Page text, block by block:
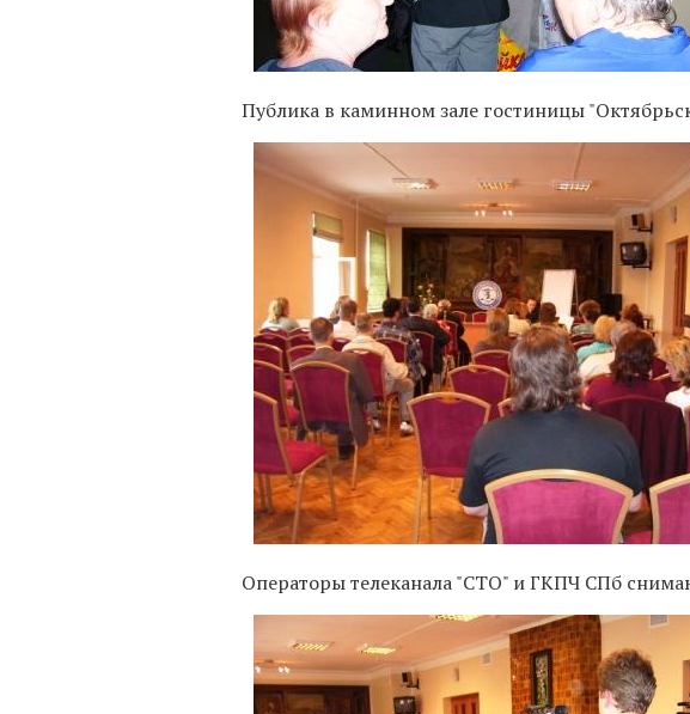
Публика в каминном зале гостиницы
Операторы телеканала "СТО" и ГКПЧ СПб